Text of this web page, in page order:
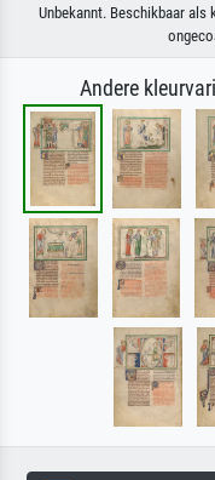
Unbekannt. Beschikbaar
Andere